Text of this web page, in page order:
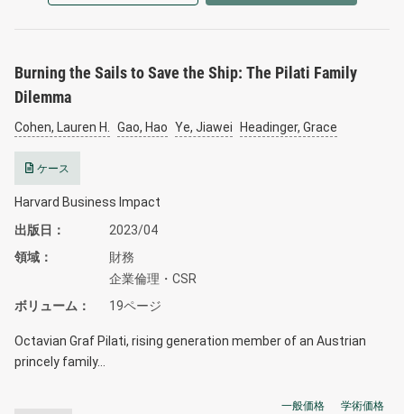
Burning the Sails to Save the Ship: The Pilati Family
Dilemma
Cohen, Lauren H. Gao, Hao Ye, Jiawei Headinger, Grace
ケース
Harvard Business Impact
出版日
2023/04
領域
財務
企業倫理・CSR
ボリューム
19ページ
Octavian Graf Pilati, rising generation member of an Austrian
princely family…